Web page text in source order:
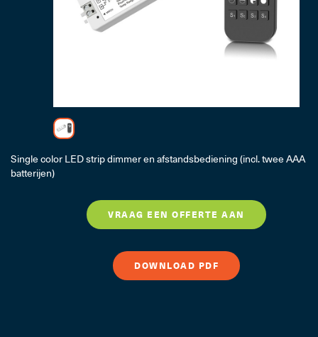
LED Trafo's,
Single color LED strip dimmer en afstandsbediening (incl. twee AAA
batterijen)
VRAAG EEN OFFERTE AAN
DOWNLOAD PDF